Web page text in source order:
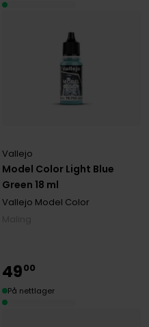
Model Color Light Blue
Green 18 ml
Vallejo
Vallejo Model Color
4900
På nettlager